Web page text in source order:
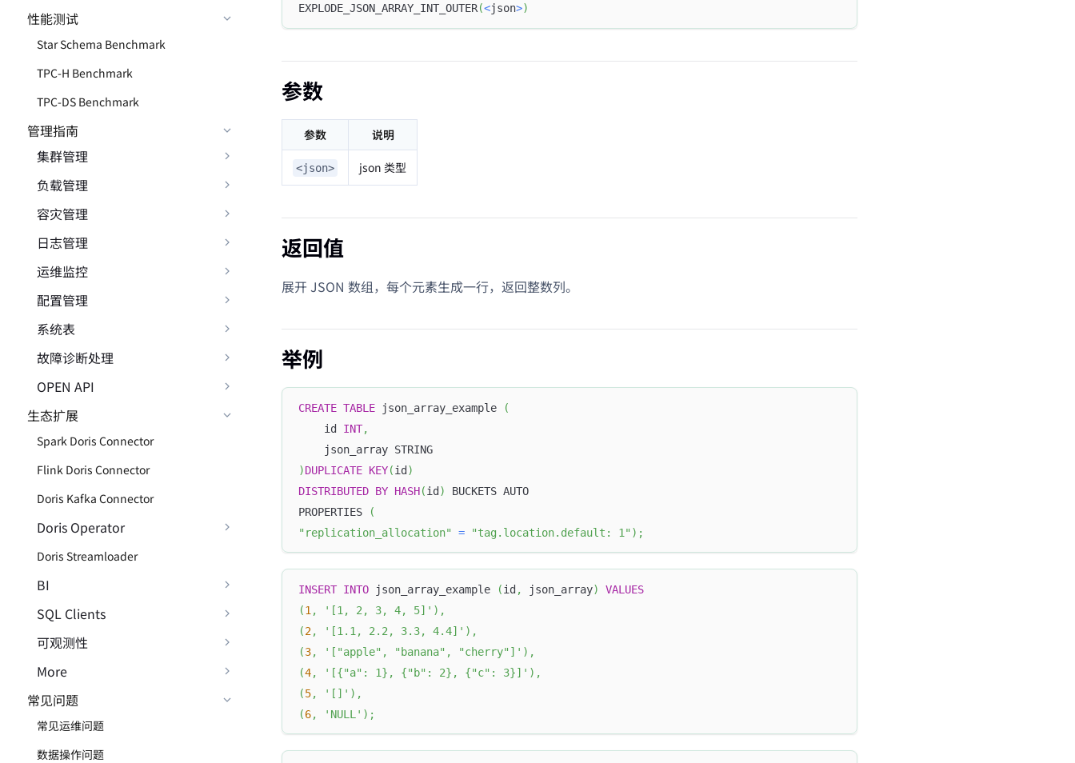
性能测试
Star Schema Benchmark
TPC-H Benchmark
TPC-DS Benchmark
管理指南
集群管理
负载管理
容灾管理
日志管理
运维监控
配置管理
系统表
故障诊断处理
OPEN API
生态扩展
Spark Doris Connector
Flink Doris Connector
Doris Kafka Connector
Doris Operator
Doris Streamloader
BI
SQL Clients
可观测性
More
常见问题
常见运维问题
数据操作问题
EXPLODE_JSON_ARRAY_INT_OUTER(<json>)
参数
参数 说明
<json> json 类型
返回值
展开 JSON 数组，每个元素生成一行，返回整数列。
举例
CREATE TABLE json_array_example
(
    id
INT,
    json_array STRING
)DUPLICATE KEY(id )
DISTRIBUTED BY HASH(id )
BUCKETS AUTO
PROPERTIES
(
"replication_allocation"
= "tag.location.default: 1" ) ;
INSERT INTO json_array_example (id , json_array)
VALUES
(1 , '[1, 2, 3, 4, 5]' ) ,
(2, '[1.1, 2.2, 3.3, 4.4]' ) ,
(3, '["apple", "banana", "cherry"]' ) ,
(4, '[{"a": 1}, {"b": 2}, {"c": 3}]' ) ,
(5, '[]' ) ,
(6, 'NULL' ) ;